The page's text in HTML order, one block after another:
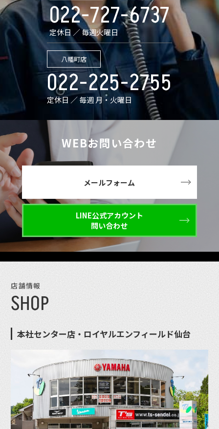
022-727-6737
定休日 ／ 毎週火曜日
八幡町店
022-225-2755
定休日 ／ 毎週 月・火曜日
WEBお問い合わせ
メールフォーム
LINE公式アカウント
問い合わせ
店舗情報
SHOP
本社センター店・ロイヤルエンフィールド仙台